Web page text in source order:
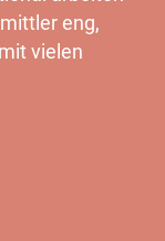
eng,
vielen